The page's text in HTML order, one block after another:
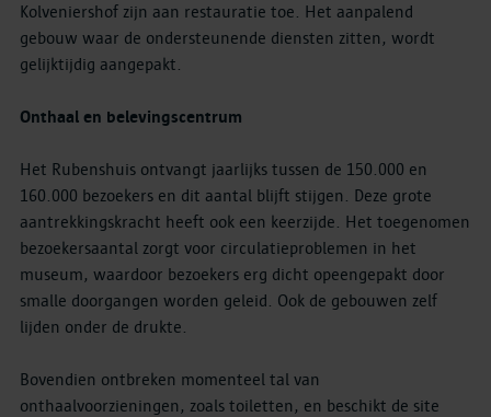
Kolveniershof zijn aan restauratie toe. Het aanpalend
gebouw waar de ondersteunende diensten zitten, wordt
gelijktijdig aangepakt.
Onthaal en belevingscentrum
Het Rubenshuis ontvangt jaarlijks tussen de 150.000 en
160.000 bezoekers en dit aantal blijft stijgen. Deze grote
aantrekkingskracht heeft ook een keerzijde. Het toegenomen
bezoekersaantal zorgt voor circulatieproblemen in het
museum, waardoor bezoekers erg dicht opeengepakt door
smalle doorgangen worden geleid. Ook de gebouwen zelf
lijden onder de drukte.
Bovendien ontbreken momenteel tal van
onthaalvoorzieningen, zoals toiletten, en beschikt de site